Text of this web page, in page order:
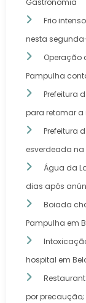
Gastronomia
Frio
nesta
Operação
Pampulha
Prefeitura
para retomar
Prefeitura
esverdeada
Água da
dias após
Boiada
Pampulha em
hospital em
por